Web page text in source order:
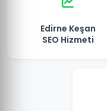
Edirne Keşan
SEO Hizmeti